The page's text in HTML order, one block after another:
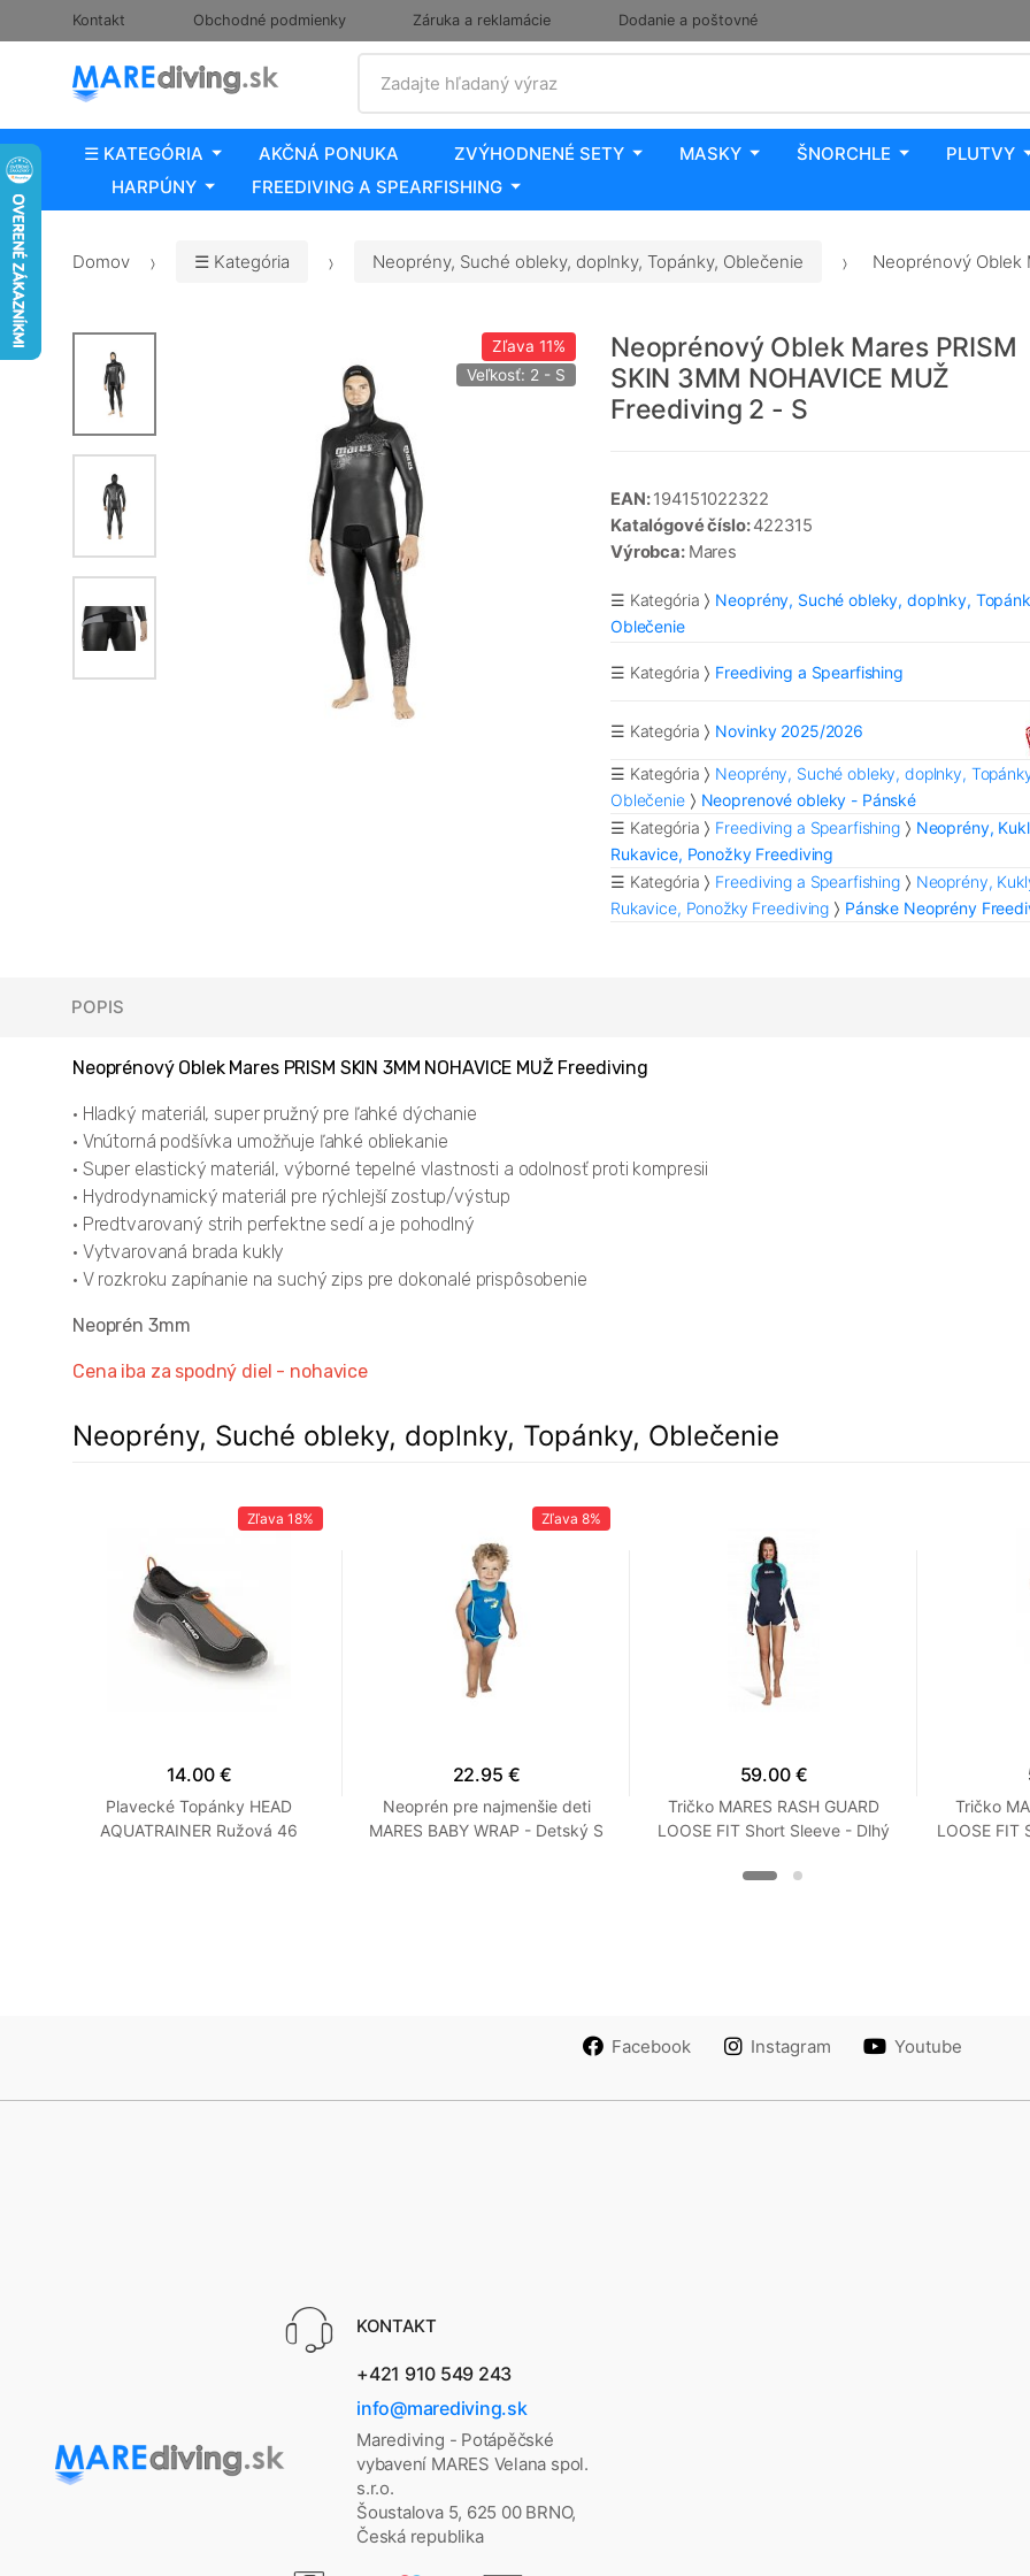
Kontakt Obchodné podmienky Záruka a reklamácie Dodanie a poštovné
Zadajte hľadaný výraz
☰ KATEGÓRIA AKČNÁ PONUKA ZVÝHODNENÉ SETY MASKY ŠNORCHLE PLUTVY
HARPÚNY
FREEDIVING A SPEARFISHING
Domov ☰ Kategória Neoprény, Suché obleky, doplnky, Topánky, Oblečenie Neoprénový Oblek
Zľava 11%
Veľkosť: 2 - S
Neoprénový Oblek Mares PRISM
SKIN 3MM NOHAVICE MUŽ
Freediving 2 - S
EAN:194151022322
Katalógové číslo:422315
Výrobca: Mares
☰ Kategória
Neoprény, Suché obleky, doplnky,
Oblečenie
☰ Kategória Freediving a Spearfishing
☰ Kategória Novinky 2025/2026
☰ Kategória
Neoprény, Suché obleky, doplnky,
Oblečenie
Neoprenové obleky - Pánské
☰ Kategória
Freediving a Spearfishing
Neoprény,
Rukavice, Ponožky Freediving
☰ Kategória
Freediving a Spearfishing
Neoprény,
Rukavice, Ponožky Freediving
Pánske Neoprény
POPIS
Neoprénový Oblek Mares PRISM SKIN 3MM NOHAVICE MUŽ Freediving
• Hladký materiál, super pružný pre ľahké dýchanie
• Vnútorná podšívka umožňuje ľahké obliekanie
• Super elastický materiál, výborné tepelné vlastnosti a odolnosť proti kompresii
• Hydrodynamický materiál pre rýchlejší zostup/výstup
• Predtvarovaný strih perfektne sedí a je pohodlný
• Vytvarovaná brada kukly
• V rozkroku zapínanie na suchý zips pre dokonalé prispôsobenie
Neoprén 3mm
Cena iba za spodný diel - nohavice
Neoprény, Suché obleky, doplnky, Topánky, Oblečenie
Zľava 18%
14.00 €
Plavecké Topánky HEAD
AQUATRAINER Ružová 46
Zľava 8%
22.95 €
Neoprén pre najmenšie deti
MARES BABY WRAP - Detský S
59.00 €
Tričko MARES RASH GUARD
LOOSE FIT Short Sleeve - Dlhý
XXS Tyrkysová
Tričko
LOOSE FIT
Facebook Instagram Youtube
KONTAKT
+421 910 549 243
info@marediving.sk
Marediving - Potápěčské
vybavení MARES Velana spol.
s.r.o.
Šoustalova 5, 625 00 BRNO,
Česká republika